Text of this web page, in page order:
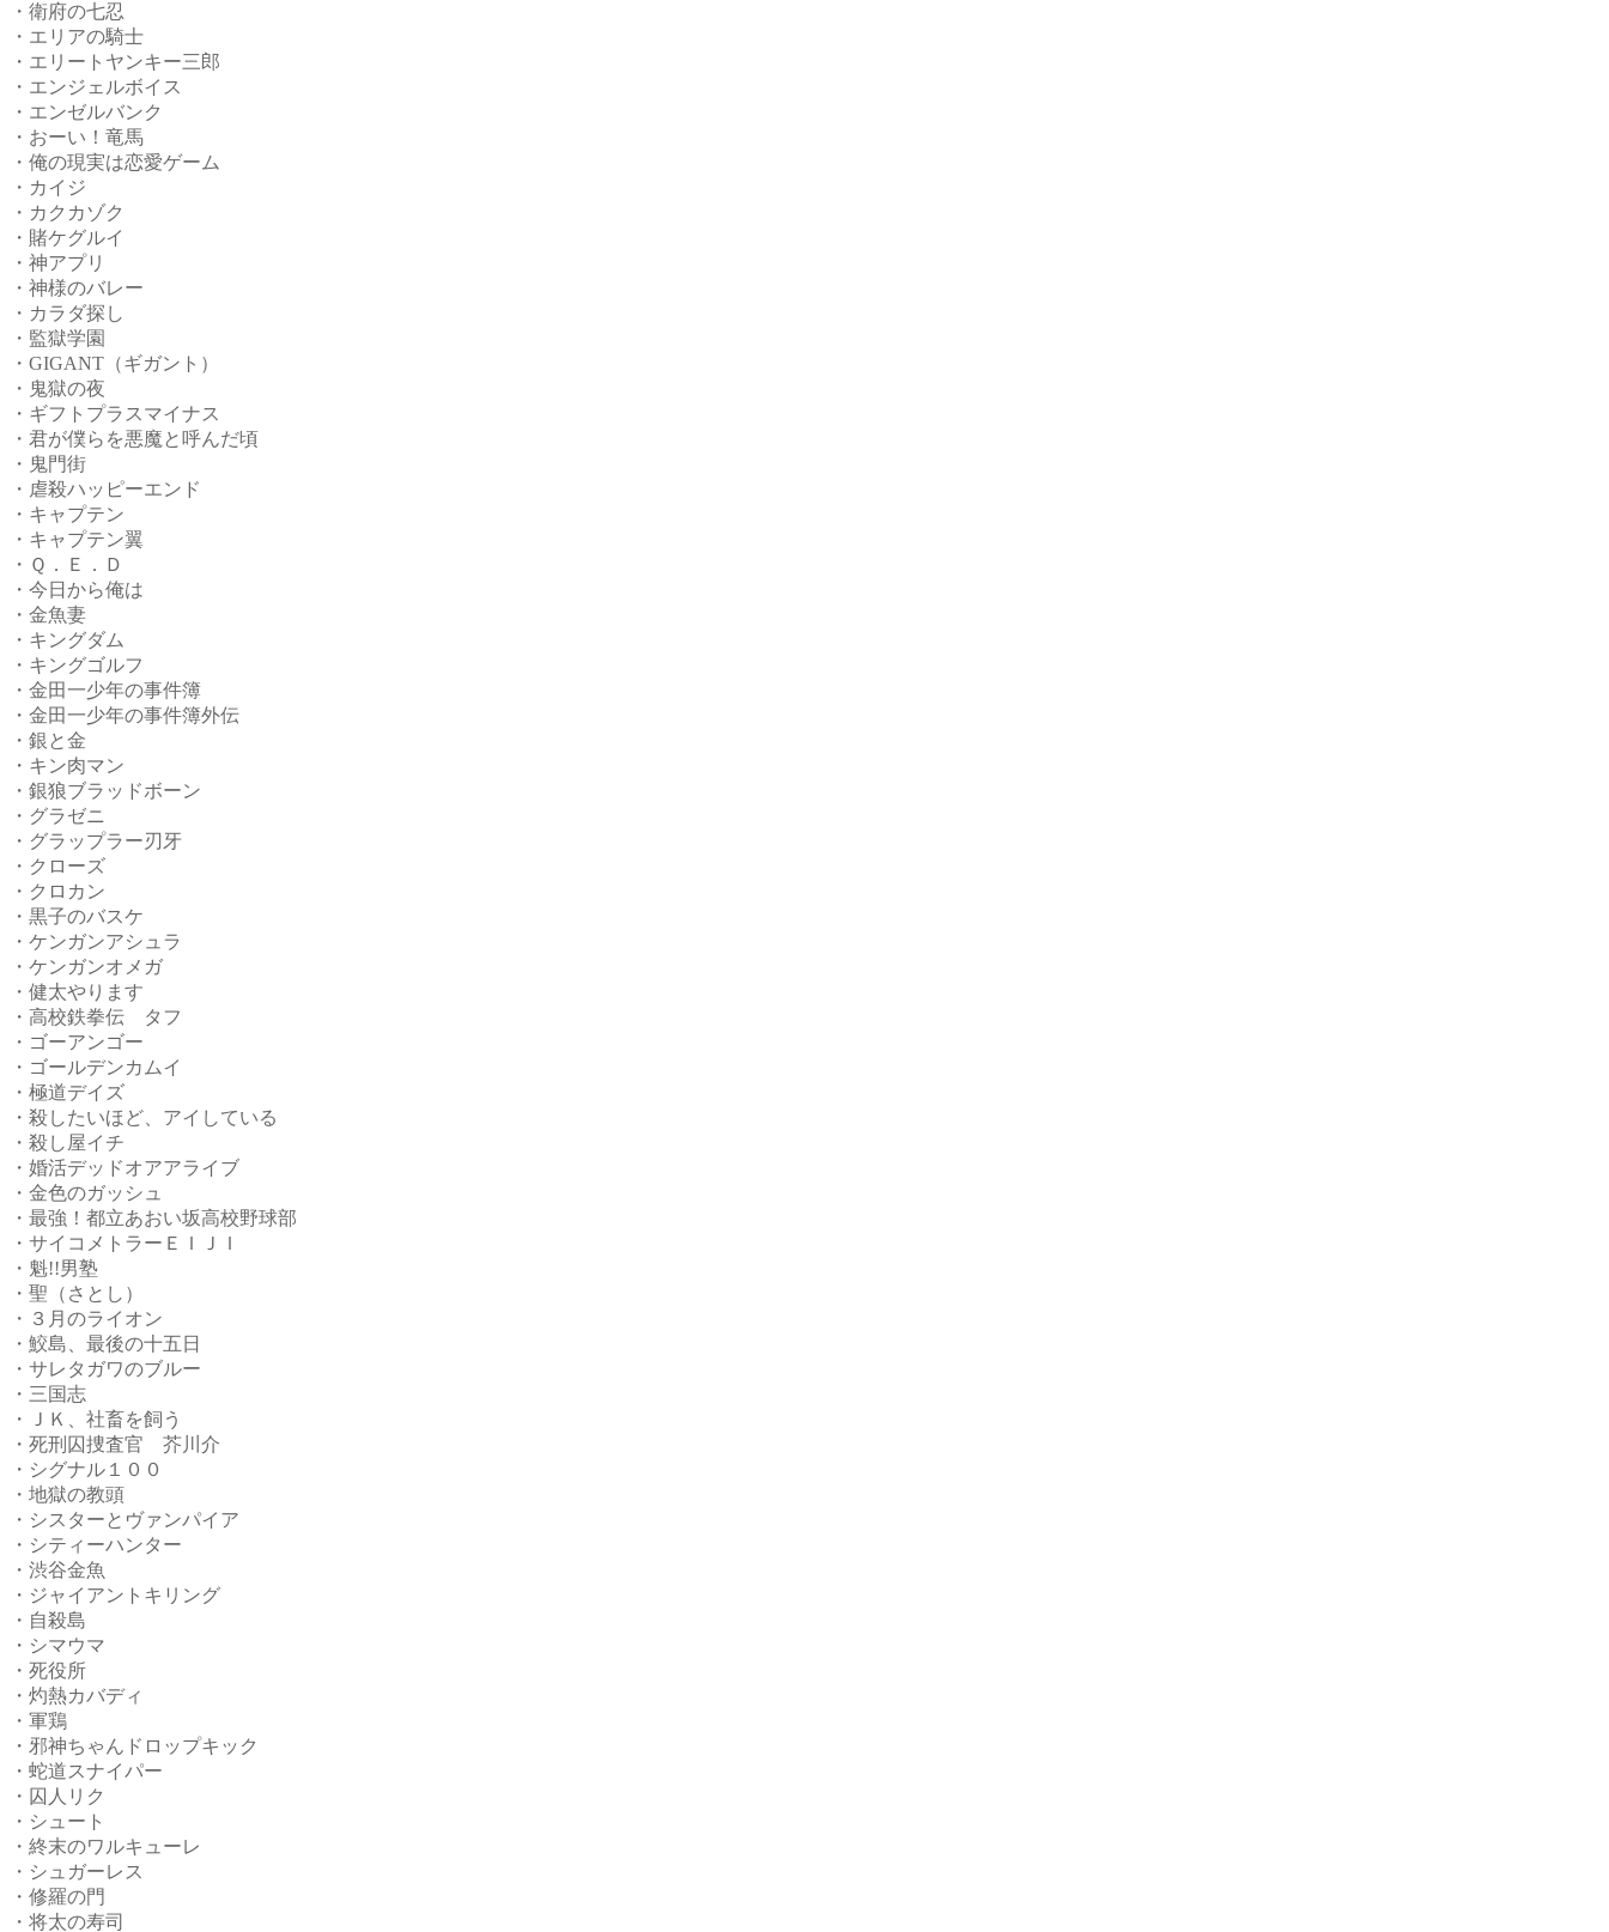
・衛府の七忍
・エリアの騎士
・エリートヤンキー三郎
・エンジェルボイス
・エンゼルバンク
・おーい！竜馬
・俺の現実は恋愛ゲーム
・カイジ
・カクカゾク
・賭ケグルイ
・神アプリ
・神様のバレー
・カラダ探し
・監獄学園
・GIGANT（ギガント）
・鬼獄の夜
・ギフトプラスマイナス
・君が僕らを悪魔と呼んだ頃
・鬼門街
・虐殺ハッピーエンド
・キャプテン
・キャプテン翼
・Ｑ．Ｅ．Ｄ
・今日から俺は
・金魚妻
・キングダム
・キングゴルフ
・金田一少年の事件簿
・金田一少年の事件簿外伝
・銀と金
・キン肉マン
・銀狼ブラッドボーン
・グラゼニ
・グラップラー刃牙
・クローズ
・クロカン
・黒子のバスケ
・ケンガンアシュラ
・ケンガンオメガ
・健太やります
・高校鉄拳伝 タフ
・ゴーアンゴー
・ゴールデンカムイ
・極道デイズ
・殺したいほど、アイしている
・殺し屋イチ
・婚活デッドオアアライブ
・金色のガッシュ
・最強！都立あおい坂高校野球部
・サイコメトラーＥＩＪＩ
・魁!!男塾
・聖（さとし）
・３月のライオン
・鮫島、最後の十五日
・サレタガワのブルー
・三国志
・ＪＫ、社畜を飼う
・死刑囚捜査官 芥川介
・シグナル１００
・地獄の教頭
・シスターとヴァンパイア
・シティーハンター
・渋谷金魚
・ジャイアントキリング
・自殺島
・シマウマ
・死役所
・灼熱カバディ
・軍鶏
・邪神ちゃんドロップキック
・蛇道スナイパー
・囚人リク
・シュート
・終末のワルキューレ
・シュガーレス
・修羅の門
・将太の寿司